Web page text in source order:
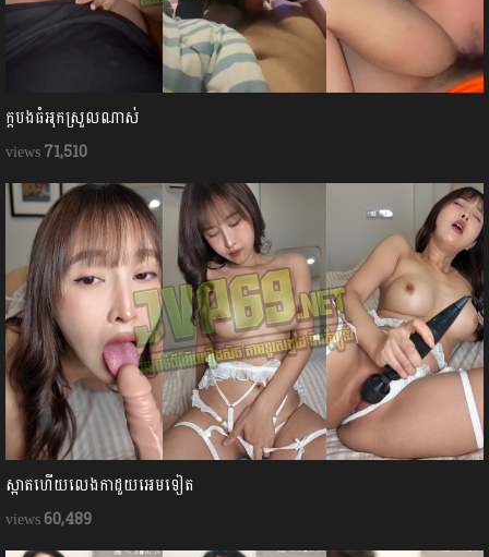
ក្ដបងធំអុកស្រួលណាស់
71,510
ស្អាតហើយលេងកាដួយអេមទៀត
60,489